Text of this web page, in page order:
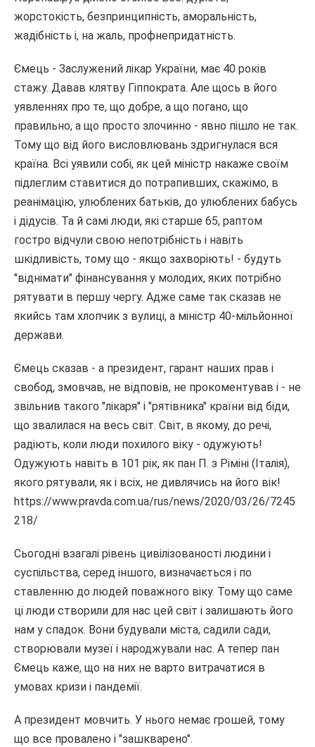
жорстокість, безпринципність, аморальність,
жадібність і, на жаль, профнепридатність.
Ємець - Заслужений лікар України, має 40 років
стажу. Давав клятву Гіппократа. Але щось в його
уявленнях про те, що добре, а що погано, що
правильно, а що просто злочинно - явно пішло не так.
Тому що від його висловлювань здригнулася вся
країна. Всі уявили собі, як цей міністр накаже своїм
підлеглим ставитися до потрапивших, скажімо, в
реанімацію, улюблених батьків, до улюблених бабусь
і дідусів. Та й самі люди, які старше 65, раптом
гостро відчули свою непотрібність і навіть
шкідливість, тому що - якщо захворіють! - будуть
"віднімати" фінансування у молодих, яких потрібно
рятувати в першу чергу. Адже саме так сказав не
якийсь там хлопчик з вулиці, а міністр 40-мільйонної
держави.
Ємець сказав - а президент, гарант наших прав і
свобод, змовчав, не відповів, не прокоментував і - не
звільнив такого "лікаря" і "рятівника" країни від біди,
що звалилася на весь світ. Світ, в якому, до речі,
радіють, коли люди похилого віку - одужують!
Одужують навіть в 101 рік, як пан П. з Ріміні (Італія),
якого рятували, як і всіх, не дивлячись на його вік!
https://www.pravda.com.ua/rus/news/2020/03/26/7245
218/
Сьогодні взагалі рівень цивілізованості людини і
суспільства, серед іншого, визначається і по
ставленню до людей поважного віку. Тому що саме
ці люди створили для нас цей світ і залишають його
нам у спадок. Вони будували міста, садили сади,
створювали музеї і народжували нас. А тепер пан
Ємець каже, що на них не варто витрачатися в
умовах кризи і пандемії.
А президент мовчить. У нього немає грошей, тому
що все провалено і "зашкварено".